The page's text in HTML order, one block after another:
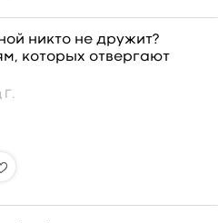
никто не дружит?
которых отвергают